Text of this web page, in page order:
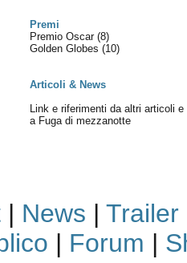
Premi
Premio Oscar (8)
Golden Globes (10)
Articoli & News
Link e riferimenti da altri articoli e
a Fuga di mezzanotte
| News | Trailer
| Forum |